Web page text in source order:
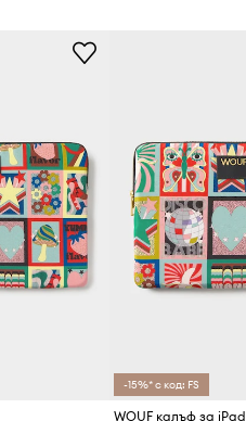
-15%* с код: FS
WOUF калъф за iPad